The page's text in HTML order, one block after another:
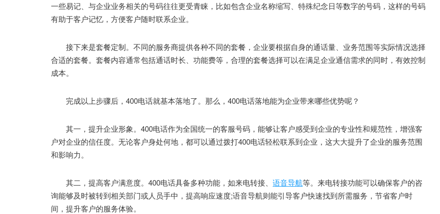
一些易记、与企业业务相关的号码往往更受青睐，比如包含企业名称缩写、特殊纪念日等数字的号码，这样的号码
有助于客户记忆，方便客户随时联系企业。
接下来是套餐定制。不同的服务商提供各种不同的套餐，企业要根据自身的通话量、业务范围等实际情况选择
合适的套餐。套餐内容通常包括通话时长、功能费等，合理的套餐选择可以在满足企业通信需求的同时，有效控制
成本。
完成以上步骤后，400电话就基本落地了。那么，400电话落地能为企业带来哪些优势呢？
其一，提升企业形象。400电话作为全国统一的客服号码，能够让客户感受到企业的专业性和规范性，增强客
户对企业的信任度。无论客户身处何地，都可以通过拨打400电话轻松联系到企业，这大大提升了企业的服务范围
和影响力。
其二，提高客户满意度。400电话具备多种功能，如来电转接、 语音导航等。来电转接功能可以确保客户的咨
询能够及时被转到相关部门或人员手中，提高响应速度;语音导航则能引导客户快速找到所需服务，节省客户时
间，提升客户的服务体验。